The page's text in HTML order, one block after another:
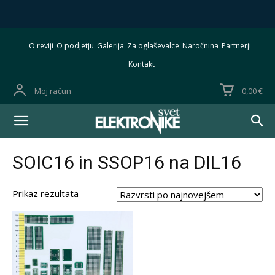
O reviji O podjetju Galerija Za oglaševalce Naročnina Partnerji
Kontakt
Moj račun 0,00 €
SOIC16 in SSOP16 na DIL16
Prikaz rezultata